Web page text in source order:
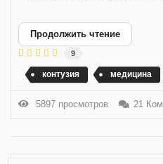
Продолжить чтение
9
контузия медицина
5897 просмотров 21